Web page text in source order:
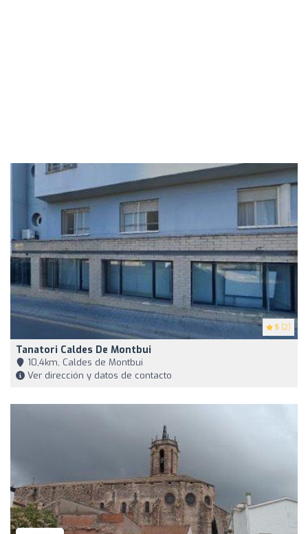
5 (2)
Tanatori Caldes De Montbui
10,4km, Caldes de Montbui
Ver dirección y datos de contacto